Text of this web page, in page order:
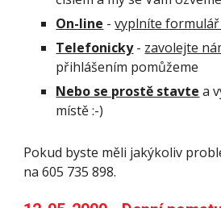
On-line - vyplníte
Telefonicky - zavolejte
přihlášením pomůžeme
Nebo se prostě stavte a
místě :-)
Pokud byste měli jakýkoliv
na 605 735 898.